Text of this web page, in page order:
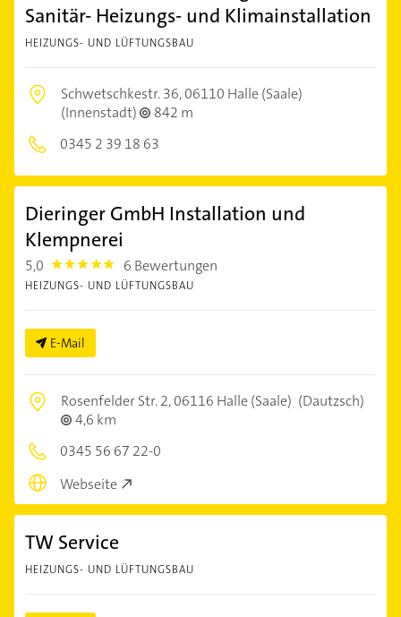
Sanitär- Heizungs- und Klimainstallation
HEIZUNGS- UND LÜFTUNGSBAU
Schwetschkestr. 36,06110 Halle (Saale)
(Innenstadt)
842 m
0345 2 39 18 63
Dieringer GmbH Installation und
Klempnerei
5,0 5.0 6 Bewertungen
HEIZUNGS- UND LÜFTUNGSBAU
E-Mail
Rosenfelder Str. 2,06116 Halle (Saale) (Dautzsch)
4,6 km
0345 56 67 22-0
Webseite
TW Service
HEIZUNGS- UND LÜFTUNGSBAU